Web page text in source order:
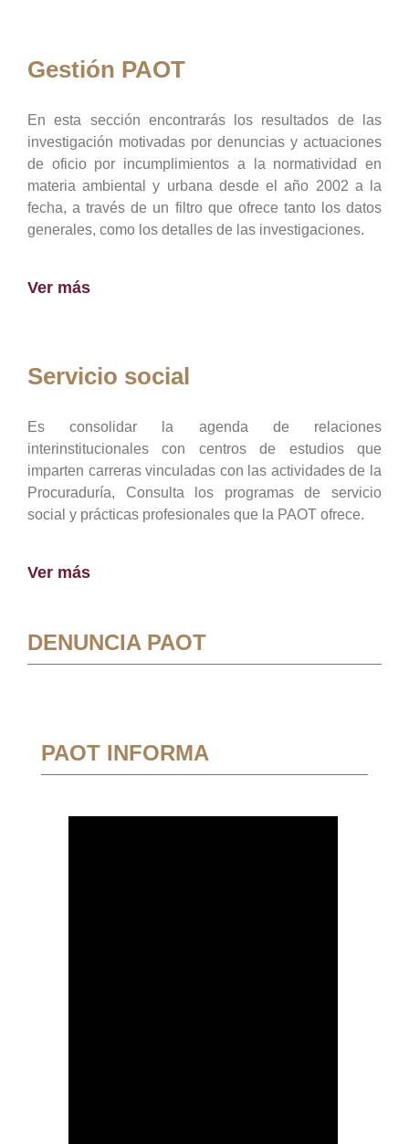
Gestión PAOT
En esta sección encontrarás los resultados de las
investigación motivadas por denuncias y actuaciones
de oficio por incumplimientos a la normatividad en
materia ambiental y urbana desde el año 2002 a la
fecha, a través de un filtro que ofrece tanto los datos
generales, como los detalles de las investigaciones.
Ver más
Servicio social
Es consolidar la agenda de relaciones
interinstitucionales con centros de estudios que
imparten carreras vinculadas con las actividades de la
Procuraduría, Consulta los programas de servicio
social y prácticas profesionales que la PAOT ofrece.
Ver más
DENUNCIA PAOT
PAOT INFORMA